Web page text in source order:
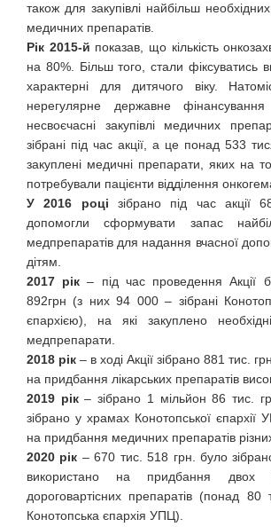
також для закупівлі найбільш
медичних препаратів.
Рік 2015-й показав, що кількість
на 80%. Більш того, стали фіксуватись
характерні для дитячого віку.
нерегулярне державне фінансування
несвоєчасні закупівлі медичних
зібрані під час акції, а це понад 533
закуплені медичні препарати, яких на
потребували пацієнти відділення
У 2016 році зібрано під час акції
допомогли сформувати запас
медпрепаратів для надання вчасної
дітям.
2017 рік – під час проведення Акції
892грн (з них 94 000 – зібрані
єпархією), на які закуплено
медпрепарати.
2018 рік – в ході Акції зібрано 881 тис.
на придбання лікарських препаратів
2019 рік– зібрано 1 мільйон 86 тис.
зібрано у храмах Конотопської єпархії
на придбання медичних препаратів
2020 рік – 670 тис. 518 грн. було
використано на придбання двох
дороговартісних препаратів (понад 80
Конотопська єпархія УПЦ).